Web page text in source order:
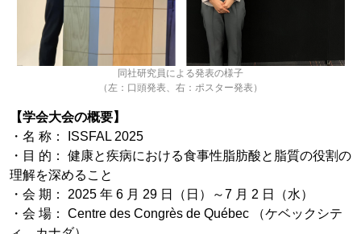
同社研究員による発表の様子
（左：口頭発表、右：ポスター発表）
【学会大会の概要】
・名 称： ISSFAL 2025
・目 的： 健康と疾病における食事性脂肪酸と脂質の役割の
理解を深めること
・会 期： 2025 年 6 月 29 日（日）～7 月 2 日（水）
・会 場： Centre des Congrès de Québec （ケベックシテ